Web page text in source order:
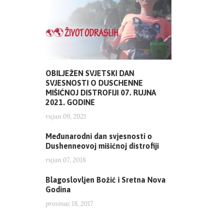
OBILJEŽEN SVJETSKI DAN
SVJESNOSTI O DUSCHENNE
MIŠIĆNOJ DISTROFIJI 07. RUJNA
2021. GODINE
rujan 09, 2021
Međunarodni dan svjesnosti o
Dushenneovoj mišićnoj distrofiji
rujan 07, 2018
Blagoslovljen Božić i Sretna Nova
Godina
prosinac 18, 2017